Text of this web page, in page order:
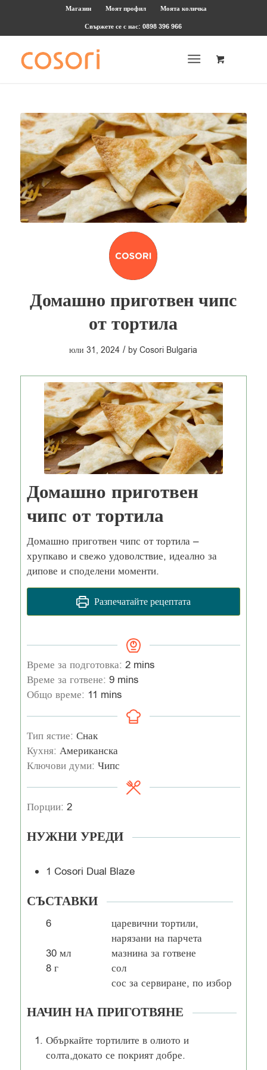
Магазин Моят профил
Моята количка
Свържете се с нас: 0898 396 966
Домашно приготвен чипс
от тортила
юли 31, 2024 / byCosori Bulgaria
Домашно приготвен
чипс от тортила
Домашно приготвен чипс от тортила –
хрупкаво и свежо удоволствие, идеално за
дипове и споделени моменти.
Разпечатайте рецептата
Време за подготовка: 2 mins
Време за готвене: 9 mins
Общо време: 11 mins
Тип ястие: Снак
Кухня: Американска
Ключови думи: Чипс
Порции: 2
НУЖНИ УРЕДИ
1 Cosori Dual Blaze
СЪСТАВКИ
6
царевични тортили,
нарязани на парчета
30 мл
мазнина за готвене
8 г
сол
сос за сервиране, по избор
НАЧИН НА ПРИГОТВЯНЕ
Объркайте тортилите в олиото и
солта,докато се покрият добре.